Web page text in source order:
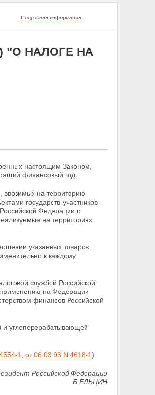
Подробная информация
"О НАЛОГЕ НА
настоящим Законом,
финансовый год.
ввозимых на территорию
государств-участников
Федерации о
на территориях
указанных товаров
к каждому
службой Российской
на Федерации
финансов Российской
и углеперерабатывающей
1 от 06.03.93 N 4618-1)
Российской Федерации
Б.ЕЛЬЦИН